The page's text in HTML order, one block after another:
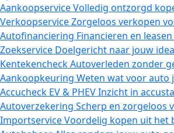
AankoopserviceVolledig ontzorgd
VerkoopserviceZorgeloos verkopen
Autofinanciering Financieren en
Zoekservice Doelgericht naar jouw
KentekencheckAutoverleden zonder
Aankoopkeuring Weten wat voor auto
Accucheck EV & PHEVInzicht in
Autoverzekering Scherp en zorgeloos
ImportserviceVoordelig kopen uit het